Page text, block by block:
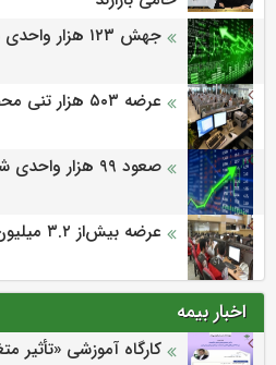
جهش ۱۲۳ هزار واحدی شاخص بورس
عرضه ۵۰۳ هزار تنی محصولات در بورس کالا
صعود ۹۹ هزار واحدی شاخص بورس
عرضه بیش‌از ۳.۲ میلیون تن محصول در بورس کالا
اخبار بیمه
كارگاه آموزشی «تأثیر